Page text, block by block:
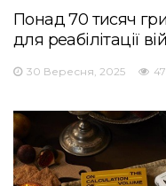
Понад 70 тисяч
для реабілітації
30 Вересня, 2025